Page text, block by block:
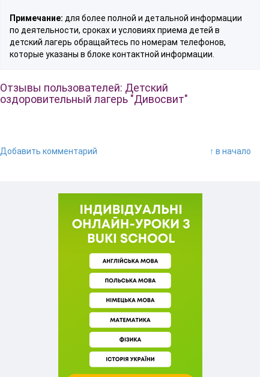
Примечание: для более полной и детальной информации
по деятельности, сроках и условиях приема детей в
детский лагерь обращайтесь по номерам телефонов,
которые указаны в блоке контактной информации.
Отзывы пользователей: Детский
оздоровительный лагерь "Дивосвит"
Добавить комментарий ↑ в начало